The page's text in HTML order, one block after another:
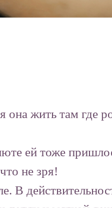
жить там где
ей тоже
не зря!
В